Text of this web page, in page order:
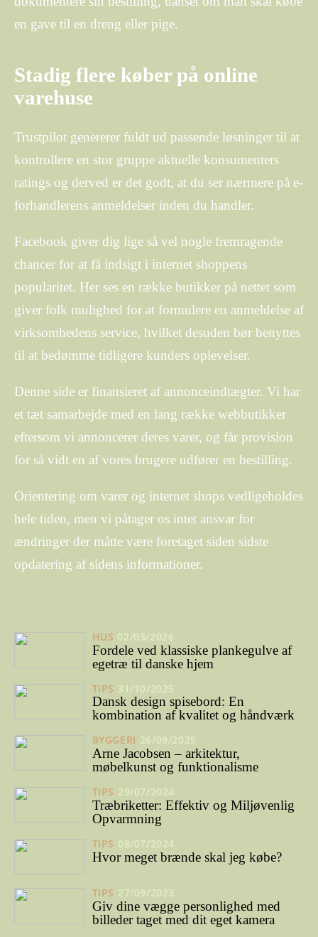
en gave til en dreng eller pige.
Stadig flere køber på online
varehuse
Trustpilot genererer fuldt ud passende løsninger til at
kontrollere en stor gruppe aktuelle konsumenters
ratings og derved er det godt, at du ser nærmere på e-
forhandlerens anmeldelser inden du handler.
Facebook giver dig lige så vel nogle fremragende
chancer for at få indsigt i internet shoppens
popularitet. Her ses en række butikker på nettet som
giver folk mulighed for at formulere en anmeldelse af
virksomhedens service, hvilket desuden bør benyttes
til at bedømme tidligere kunders oplevelser.
Denne side er finansieret af annonceindtægter. Vi har
et tæt samarbejde med en lang række webbutikker
eftersom vi annoncerer deres varer, og får provision
for så vidt en af vores brugere udfører en bestilling.
Orientering om varer og internet shops vedligeholdes
hele tiden, men vi påtager os intet ansvar for
ændringer der måtte være foretaget siden sidste
opdatering af sidens informationer.
HUS 02/03/2026
Fordele ved klassiske plankegulve af
egetræ til danske hjem
TIPS 31/10/2025
Dansk design spisebord: En
kombination af kvalitet og håndværk
BYGGERI 26/09/2025
Arne Jacobsen – arkitektur,
møbelkunst og funktionalisme
TIPS 29/07/2024
Træbriketter: Effektiv og Miljøvenlig
Opvarmning
TIPS 08/07/2024
Hvor meget brænde skal jeg købe?
TIPS 27/09/2023
Giv dine vægge personlighed med
billeder taget med dit eget kamera